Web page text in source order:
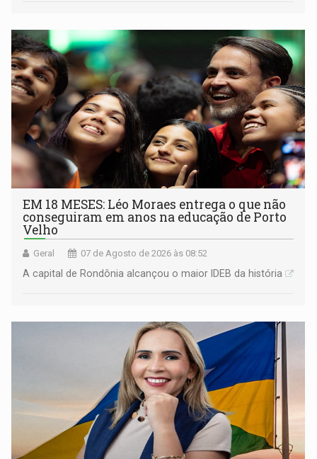
EM 18 MESES: Léo Moraes entrega o que não
conseguiram em anos na educação de Porto
Velho
Geral 07 de Agosto de 2026 às 08:52
A capital de Rondônia alcançou o maior IDEB da história